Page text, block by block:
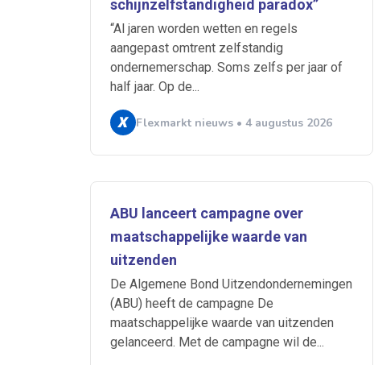
schijnzelfstandigheid paradox”
“Al jaren worden wetten en regels
aangepast omtrent zelfstandig
ondernemerschap. Soms zelfs per jaar of
half jaar. Op de...
Flexmarkt nieuws • 4 augustus 2026
ABU lanceert campagne over
maatschappelijke waarde van
uitzenden
De Algemene Bond Uitzendondernemingen
(ABU) heeft de campagne De
maatschappelijke waarde van uitzenden
gelanceerd. Met de campagne wil de...
Alerts ontvangen
Normering Arbeid